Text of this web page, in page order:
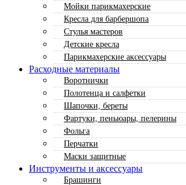
Мойки парикмахерские
Кресла для барбершопа
Стулья мастеров
Детские кресла
Парикмахерские аксессуары
Расходные материалы
Воротнички
Полотенца и салфетки
Шапочки, береты
Фартуки, пеньюары, пелерины
Фольга
Перчатки
Маски защитные
Инструменты и аксессуары
Брашинги